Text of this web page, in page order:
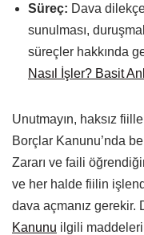
Süreç: Dava
sunulması,
süreçler hakkında
Nasıl İşler? Basit
Unutmayın, haksız
Borçlar Kanunu’nda
Zararı ve faili
ve her halde fiilin
dava açmanız gerekir.
Kanunu ilgili